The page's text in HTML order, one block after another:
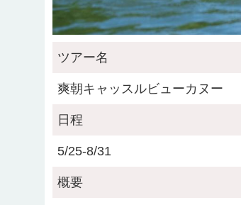
ツアー名
爽朝キャッスルビューカヌー
日程
5/25-8/31
概要